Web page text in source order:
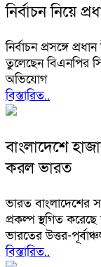
নির্বাচন নিয়ে
নির্বাচন প্রসঙ্গে
তুলেছেন বিএনপির
অভিযোগ
বিস্তারিত..
বাংলাদেশে
করল ভারত
ভারত বাংলাদেশের
প্রকল্প স্থগিত
ভারতের উত্তর-
বিস্তারিত..